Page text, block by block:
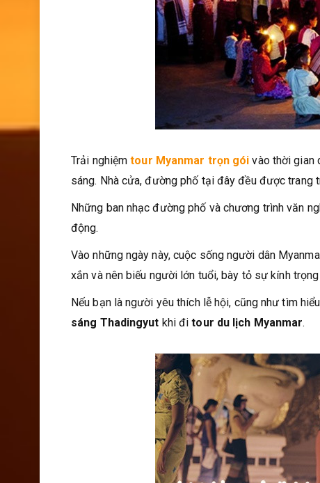
Trải nghiệmtour Myanmar trọn gói vào thời gian
sáng. Nhà cửa, đường phố tại đây đều được trang
Những ban nhạc đường phố và chương trình văn
động.
Vào những ngày này, cuộc sống người dân
xắn và nên biếu người lớn tuổi, bày tỏ sự kính trọng
Nếu bạn là người yêu thích lễ hội, cũng như tìm
sáng Thadingyut khi đi tour du lịch Myanmar.